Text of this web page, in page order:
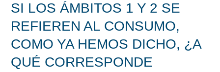
SI LOS ÁMBITOS 1 Y 2 SE
REFIEREN AL CONSUMO,
COMO YA HEMOS DICHO, ¿A
QUÉ CORRESPONDE